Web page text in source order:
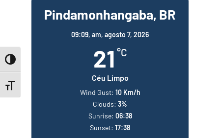
Toggle High Contrast
Toggle Font size
Pindamonhangaba, BR
09:09, am, agosto 7, 2026
21 °C
Céu Limpo
Wind Gust: 10 Km/h
Clouds: 3%
Sunrise: 06:38
Sunset: 17:38